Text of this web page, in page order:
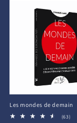
Les mondes de demain
(63)